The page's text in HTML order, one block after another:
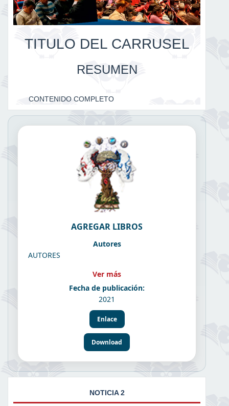
TITULO DEL CARRUSEL
RESUMEN
CONTENIDO COMPLETO
AGREGAR LIBROS
Autores
AUTORES
Ver más
Fecha de publicación:
2021
Enlace
Download
NOTICIA 2